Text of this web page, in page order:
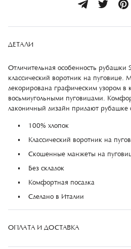
ДЕТАЛИ
Отличительная особенность рубашки
классический воротник на пуговице.
декорирована графическим узором
восьмиугольными пуговицами.
лаконичный дизайн придают рубашке
100% хлопок
Классический воротник на
Скошенные манжеты на
Без складок
Комфортная посадка
Сделано в Италии
ОПЛАТА И ДОСТАВКА